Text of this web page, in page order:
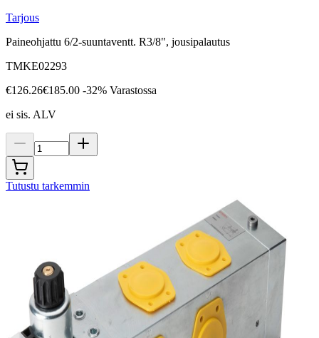
Tarjous
Paineohjattu 6/2-suuntaventt. R3/8", jousipalautus
TMKE02293
€126.26€185.00 -32% Varastossa
ei sis. ALV
Tutustu tarkemmin